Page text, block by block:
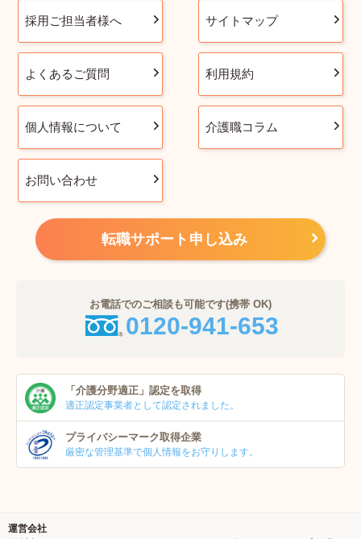
採用ご担当者様へ サイトマップ
よくあるご質問 利用規約
個人情報について 介護職コラム
お問い合わせ
転職サポート申し込み
お電話でのご相談も可能です(携帯 OK)
0120-941-653
「介護分野適正」 認定を取得
適正認定事業者として認定されました。
プライバシーマーク取得企業
厳密な管理基準で個人情報をお守りします。
運営会社